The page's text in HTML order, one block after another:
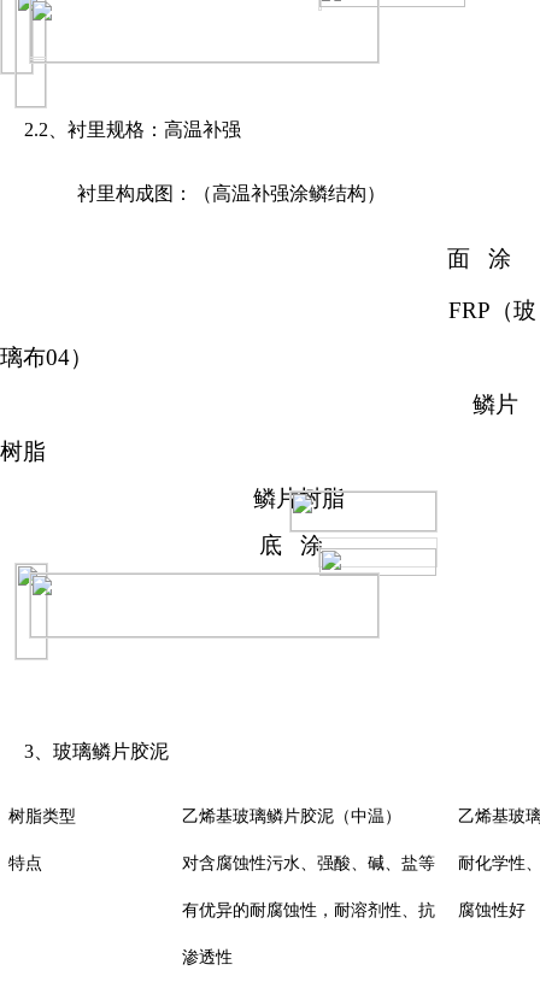
2.2、衬里规格： 高温补强
衬里构成图：（高温补强涂鳞结构）
面 涂
FRP （玻
璃布04）
鳞片
树脂
鳞片树脂
底
涂
3、玻璃鳞片胶泥
树脂类型 乙烯基玻璃鳞片胶泥 （中温） 乙烯基玻
特点 对含腐蚀性污水、强酸、碱、盐等
有优异的耐腐蚀性，耐溶剂性、抗
渗透性
耐化学性
腐蚀性好